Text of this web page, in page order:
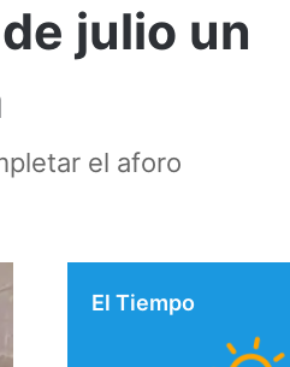
julio un
el aforo
El Tiempo